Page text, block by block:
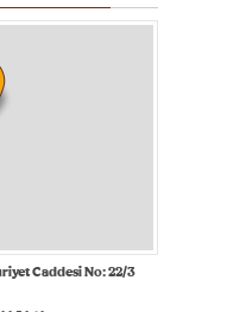
Caddesi No: 22/3